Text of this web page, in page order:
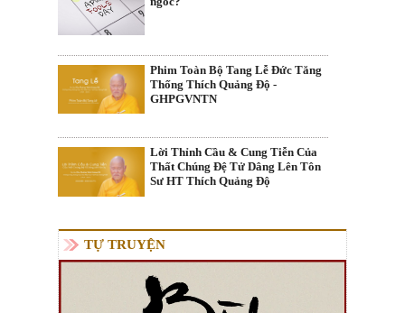
Phim Toàn Bộ Tang Lễ Đức Tăng
Thống Thích Quảng Độ -
GHPGVNTN
Lời Thỉnh Cầu & Cung Tiễn Của
Thất Chúng Đệ Tử Dâng Lên Tôn
Sư HT Thích Quảng Độ
TỰ TRUYỆN